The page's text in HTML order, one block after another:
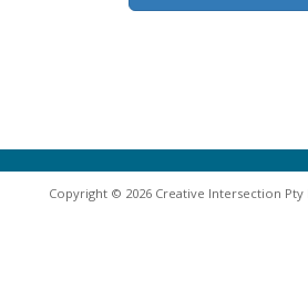
Copyright © 2026 Creative Intersection Pty